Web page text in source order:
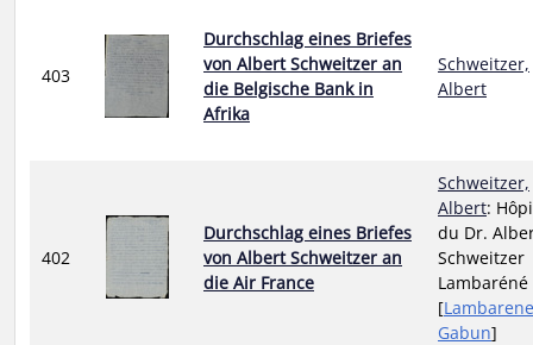
403
Durchschlag eines Briefes
von Albert Schweitzer an
die Belgische Bank in
Afrika
Schweitzer,
Albert
402
Durchschlag eines Briefes
von Albert Schweitzer an
die Air France
Schweitzer,
Albert:
du Dr.
Schweitzer
Lambaréné
[Lambarene
Gabun]